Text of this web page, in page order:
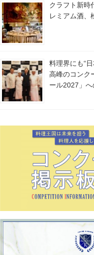
クラフト新時
レミアム酒、
料理界にも“
高峰のコンク
ール2027」